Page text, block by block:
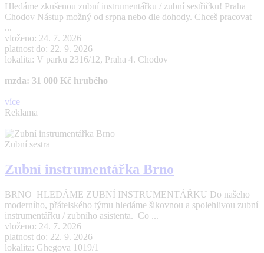
Hledáme zkušenou zubní instrumentářku / zubní sestřičku! Praha
Chodov Nástup možný od srpna nebo dle dohody. Chceš pracovat
...
vloženo: 24. 7. 2026
platnost do: 22. 9. 2026
lokalita: V parku 2316/12, Praha 4. Chodov
mzda: 31 000 Kč hrubého
více
Reklama
Zubní sestra
Zubní instrumentářka Brno
BRNO HLEDÁME ZUBNÍ INSTRUMENTÁŘKU Do našeho
moderního, přátelského týmu hledáme šikovnou a spolehlivou zubní
instrumentářku / zubního asistenta. Co ...
vloženo: 24. 7. 2026
platnost do: 22. 9. 2026
lokalita: Ghegova 1019/1